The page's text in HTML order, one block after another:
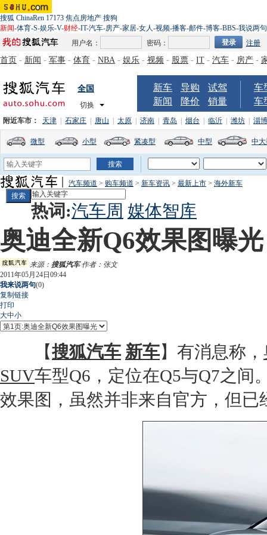
搜狐 ChinaRen 17173 焦点房地产 搜狗
新闻-体育-S-娱乐-V-财经-IT-汽车-房产-家居-女人-视频-播客-邮件-博客-BBS-我说两句
用户名：
密码： 注册
首页 - 新闻 - 军事 - 体育 - NBA - 娱乐 - 视频 - 股票 - IT - 汽车 - 房产 -
全国
切换
新车 导购
试驾
新闻
降价 销量
车
车
附近车市： 天津 石家庄 唐山 太原 济南 青岛 烟台 临沂 潍坊 淄博
微型 小型 紧凑型 中型 中
汽车频道 > 购车频道 > 新车资讯 > 最新上市 > 海外新车
热词:汽车周 媒体智库
奥迪全新Q6效果图曝
来源： 搜狐汽车作者：张文
2011年05月24日09:44
我来说两句(0)
复制链接
打印
大中小
【搜狐汽车 新车】有消息称，
SUV车型Q6，定位在Q5与Q7之间
效果图，虽然并非来自官方，但